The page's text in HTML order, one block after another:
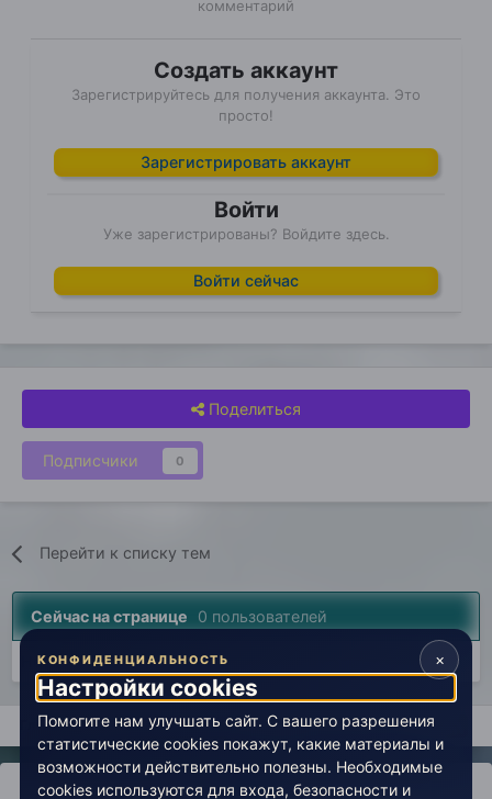
комментарий
Создать аккаунт
Зарегистрируйтесь для получения аккаунта. Это
просто!
Зарегистрировать аккаунт
Войти
Уже зарегистрированы? Войдите здесь.
Войти сейчас
Поделиться
Подписчики 0
Перейти к списку тем
Сейчас на странице 0 пользователей
Нет пользователей, просматривающих эту страницу.
Главная Авторские вселенные Взгляд на Человека
×
КОНФИДЕНЦИАЛЬНОСТЬ
Настройки cookies
Помогите нам улучшать сайт. С вашего разрешения
статистические cookies покажут, какие материалы и
возможности действительно полезны. Необходимые
cookies используются для входа, безопасности и